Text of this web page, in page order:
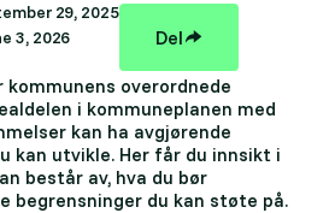
29, 2025
3, 2026
Del
kommunens overordnede
i kommuneplanen med
kan ha avgjørende
kan utvikle. Her får du innsikt i
består av, hva du bør
begrensninger du kan støte på.